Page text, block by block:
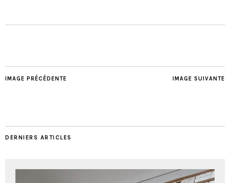
IMAGE SUIVANTE
IMAGE PRÉCÉDENTE
DERNIERS ARTICLES